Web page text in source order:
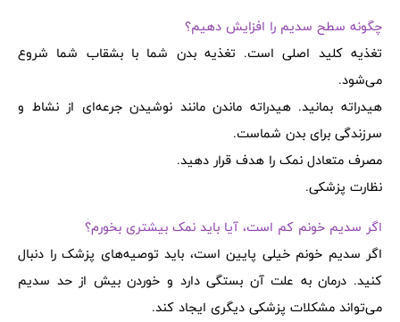
چگونه سطح سدیم را افزایش دهیم؟
تغذیه کلید اصلی است. تغذیه بدن شما با بشقاب شما شروع
می‌شود.
هیدراته بمانید. هیدراته ماندن مانند نوشیدن جرعه‌ای از نشاط و
سرزندگی برای بدن شماست.
مصرف متعادل نمک را هدف قرار دهید.
نظارت پزشکی.
اگر سدیم خونم کم است، آیا باید نمک بیشتری بخورم؟
اگر سدیم خونم خیلی پایین است، باید توصیه‌های پزشک را دنبال
کنید. درمان به علت آن بستگی دارد و خوردن بیش از حد سدیم
می‌تواند مشکلات پزشکی دیگری ایجاد کند.